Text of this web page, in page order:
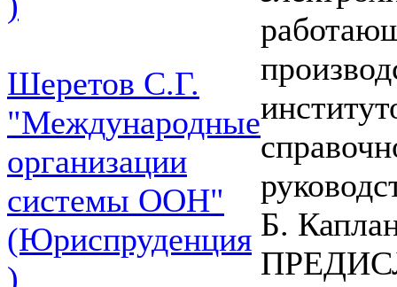
Шеретов С.Г.
"Международные
организации
системы ООН"
(Юриспруденция
)
Б.